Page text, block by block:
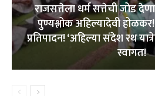
राजसत्तेला धर्म सत्तेची जोड
पुण्यश्लोक अहिल्यादेवी
प्रतिपादन! ‘अहिल्या संदेश रथ
स्वागत!